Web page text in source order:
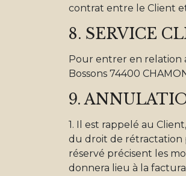
contrat entre le Client
8. SERVICE
Pour entrer en relation
Bossons 74400
9.
1. Il est rappelé au
du droit de rétractation
réservé précisent les
donnera lieu à la